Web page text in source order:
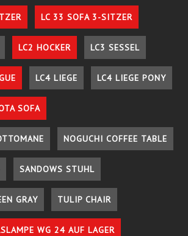
LC 33 SOFA 3-SITZER
LC2 HOCKER LC3 SESSEL
LC4 LIEGE LC4 LIEGE PONY
SOFA
NOGUCHI COFFEE TABLE
SANDOWS STUHL
GRAY TULIP CHAIR
WG 24 AUF LAGER